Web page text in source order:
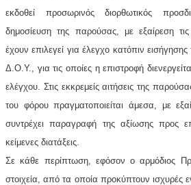
εκδοθεί προσωρινός διορθωτικός
δημοσίευση της παρούσας, με εξαίρεση
έχουν επιλεγεί για έλεγχο κατόπιν
Δ.Ο.Υ., για τις οποίες η επιστροφή
ελέγχου. Στις εκκρεμείς αιτήσεις της
του φόρου πραγματοποιείται άμεσα, με
συντρέχει παραγραφή της αξίωσης προς
κείμενες διατάξεις.
Σε κάθε περίπτωση, εφόσον ο αρμόδιος
στοιχεία, από τα οποία προκύπτουν ισχυρές